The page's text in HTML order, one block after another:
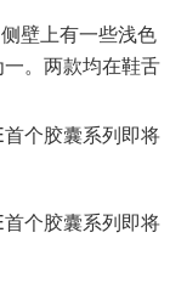
壁上有一些浅色
。两款均在鞋舌